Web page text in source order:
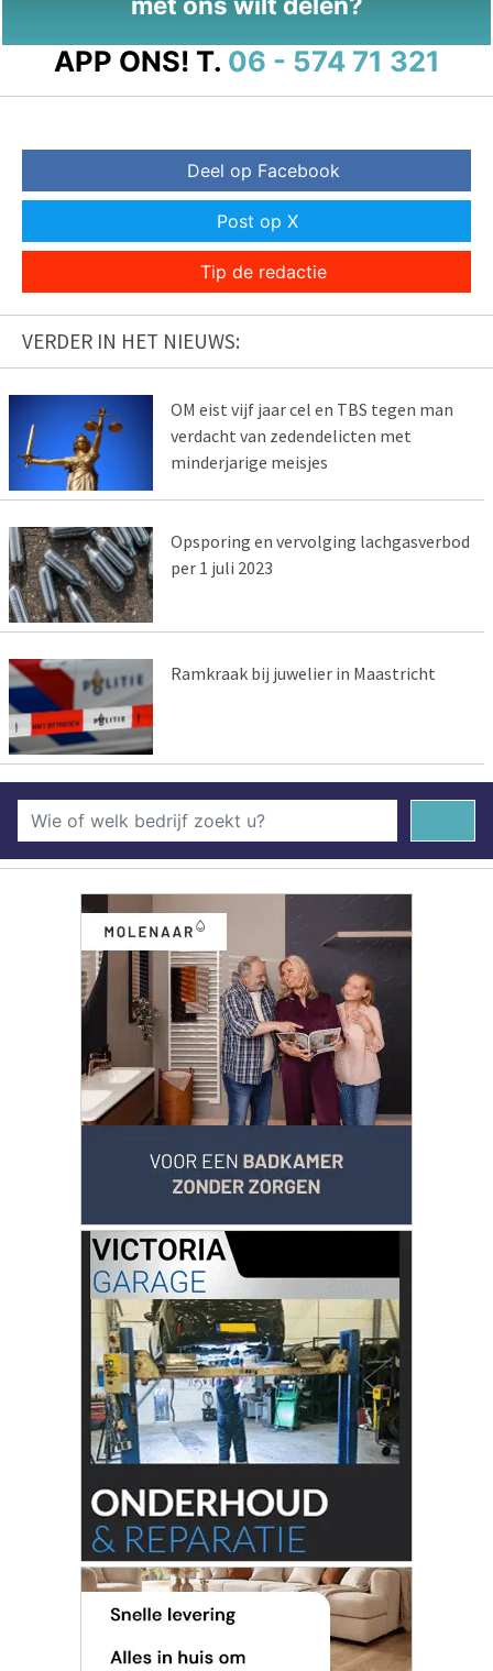
APP ONS! T. 06 - 574 71 321
Deel op Facebook
Post op X
Tip de redactie
VERDER IN HET NIEUWS:
OM eist vijf jaar cel en TBS tegen man
verdacht van zedendelicten met
minderjarige meisjes
Opsporing en vervolging lachgasverbod
per 1 juli 2023
Ramkraak bij juwelier in Maastricht